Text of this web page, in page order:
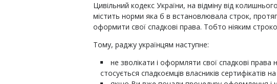
Цивільний кодекс України, на відміну від
містить норми яка б в встановлювала строк,
оформити свої спадкові права. Тобто ніяким
Тому, раджу українцям наступне:
не зволікати і оформляти свої спадкові права
стосується спадкоємців власників сертифікатів